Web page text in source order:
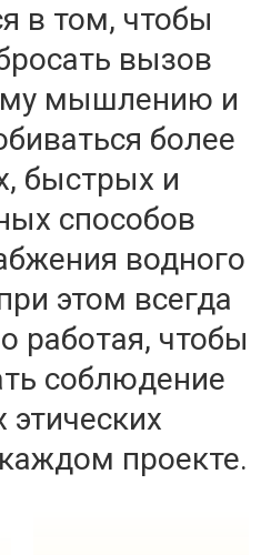
в том, чтобы
вызов
мышлению и
более
быстрых и
способов
водного
этом всегда
работая, чтобы
соблюдение
этических
проекте.